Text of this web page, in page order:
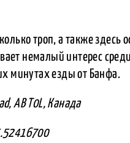
троп, а также
немалый интерес
минутах езды от Банфа.
AB T0L, Канада